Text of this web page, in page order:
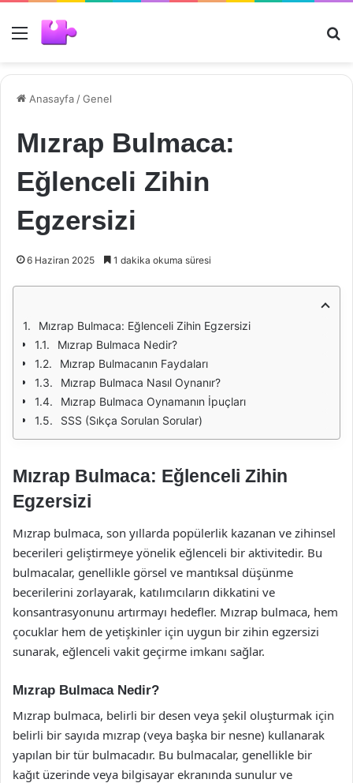
Menü
Anasayfa /Genel
Mızrap Bulmaca:
Eğlenceli Zihin
Egzersizi
6 Haziran 2025 1 dakika okuma süresi
Mızrap Bulmaca: Eğlenceli Zihin Egzersizi
Mızrap Bulmaca Nedir?
Mızrap Bulmacanın Faydaları
Mızrap Bulmaca Nasıl Oynanır?
Mızrap Bulmaca Oynamanın İpuçları
SSS (Sıkça Sorulan Sorular)
Mızrap Bulmaca: Eğlenceli Zihin
Egzersizi
Mızrap bulmaca, son yıllarda popülerlik kazanan ve zihinsel
becerileri geliştirmeye yönelik eğlenceli bir aktivitedir. Bu
bulmacalar, genellikle görsel ve mantıksal düşünme
becerilerini zorlayarak, katılımcıların dikkatini ve
konsantrasyonunu artırmayı hedefler. Mızrap bulmaca, hem
çocuklar hem de yetişkinler için uygun bir zihin egzersizi
sunarak, eğlenceli vakit geçirme imkanı sağlar.
Mızrap Bulmaca Nedir?
Mızrap bulmaca, belirli bir desen veya şekil oluşturmak için
belirli bir sayıda mızrap (veya başka bir nesne) kullanarak
yapılan bir tür bulmacadır. Bu bulmacalar, genellikle bir
kağıt üzerinde veya bilgisayar ekranında sunulur ve